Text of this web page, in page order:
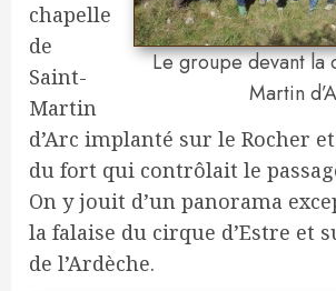
Le groupe devant la
Martin
chapelle
de
Saint-
Martin
d’Arc implanté sur le Rocher
du fort qui contrôlait le
On y jouit d’un panorama
la falaise du cirque d’Estre et
de l’Ardèche.